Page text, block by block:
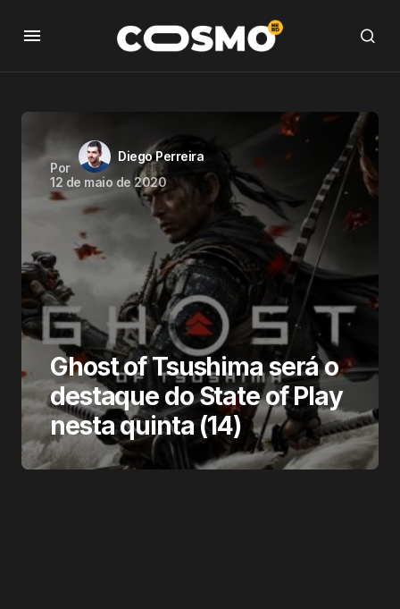
Por
Diego Perreira
12 de maio de 2020
Ghost of Tsushima será o
destaque do State of Play
nesta quinta (14)